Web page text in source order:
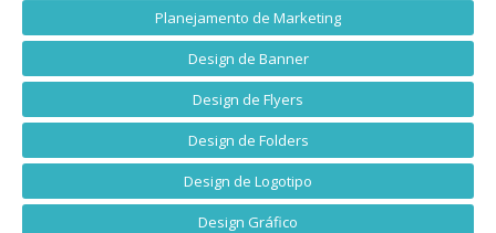
Planejamento de Marketing
Design de Banner
Design de Flyers
Design de Folders
Design de Logotipo
Design Gráfico